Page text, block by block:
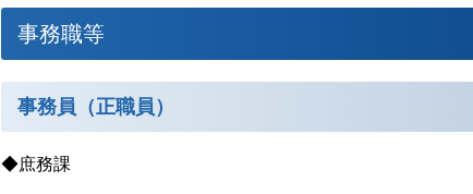
事務職等
事務員（正職員）
◆庶務課